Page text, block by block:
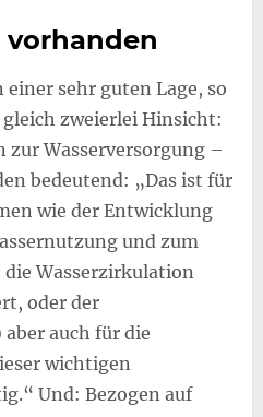
vorhanden
sehr guten Lage, so
zweierlei Hinsicht:
zur Wasserversorgung –
bedeutend: „Das ist für
wie der Entwicklung
und zum
Wasserzirkulation
oder der
auch für die
wichtigen
Und: Bezogen auf